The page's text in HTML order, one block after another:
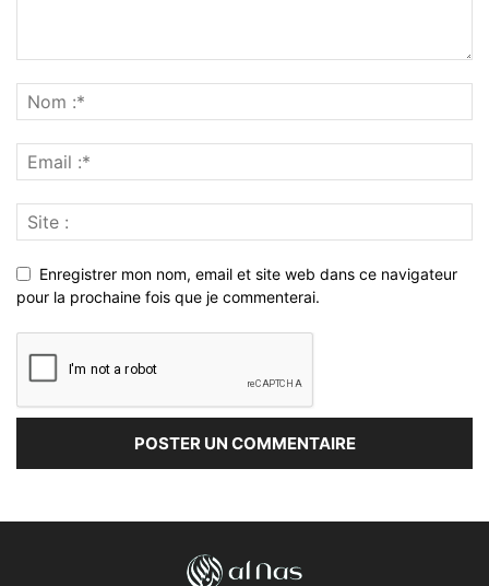
Enregistrer mon nom, email et site web dans ce navigateur
pour la prochaine fois que je commenterai.